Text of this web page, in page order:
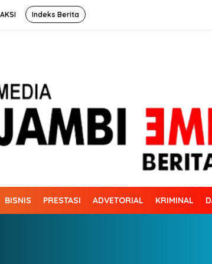
Indeks Berita
BISNIS PRESTASI ADVETORIAL KRIMINAL